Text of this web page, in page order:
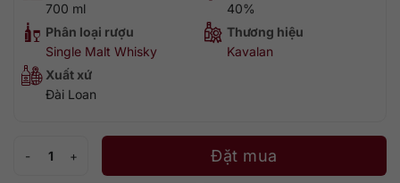
700 ml
40%
Phân loại rượu
Single Malt Whisky
Thương hiệu
Kavalan
Xuất xứ
Đài Loan
Kavalan Concertmaster - Port Cask Finish số lượng
Đặt mua